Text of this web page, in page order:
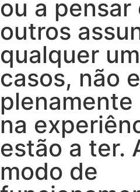
ou a
outros
qualquer
casos, não
na
estão a ter.
modo de